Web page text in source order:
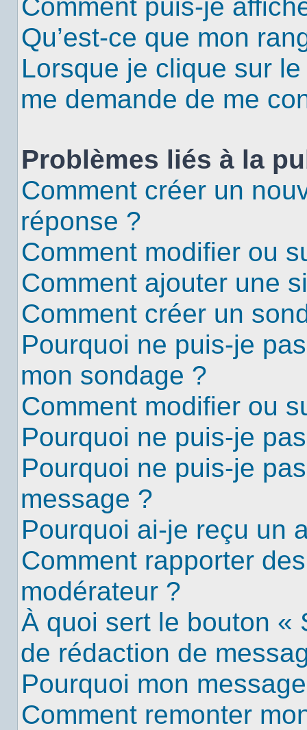
Comment puis-je
Qu’est-ce que mon
Lorsque je clique sur
me demande de me
Problèmes liés à la
Comment créer un
réponse ?
Comment modifier ou
Comment ajouter une
Comment créer un
Pourquoi ne puis-je
mon sondage ?
Comment modifier ou
Pourquoi ne puis-je
Pourquoi ne puis-je
message ?
Pourquoi ai-je reçu un
Comment rapporter
modérateur ?
À quoi sert le bouton «
de rédaction de
Pourquoi mon
Comment remonter